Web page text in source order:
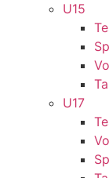
U15
U17